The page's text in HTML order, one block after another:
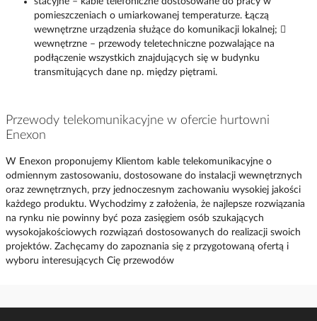
pomieszczeniach o umiarkowanej temperaturze. Łączą
wewnętrzne urządzenia służące do komunikacji lokalnej; 
wewnętrzne – przewody teletechniczne pozwalające na
podłączenie wszystkich znajdujących się w budynku
transmitujących dane np. między piętrami.
Przewody telekomunikacyjne w ofercie hurtowni
Enexon
W Enexon proponujemy Klientom kable telekomunikacyjne o
odmiennym zastosowaniu, dostosowane do instalacji wewnętrznych
oraz zewnętrznych, przy jednoczesnym zachowaniu wysokiej jakości
każdego produktu. Wychodzimy z założenia, że najlepsze rozwiązania
na rynku nie powinny być poza zasięgiem osób szukających
wysokojakościowych rozwiązań dostosowanych do realizacji swoich
projektów. Zachęcamy do zapoznania się z przygotowaną ofertą i
wyboru interesujących Cię przewodów